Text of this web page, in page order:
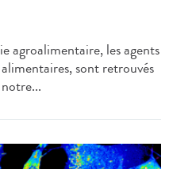
agroalimentaire, les agents
sont retrouvés